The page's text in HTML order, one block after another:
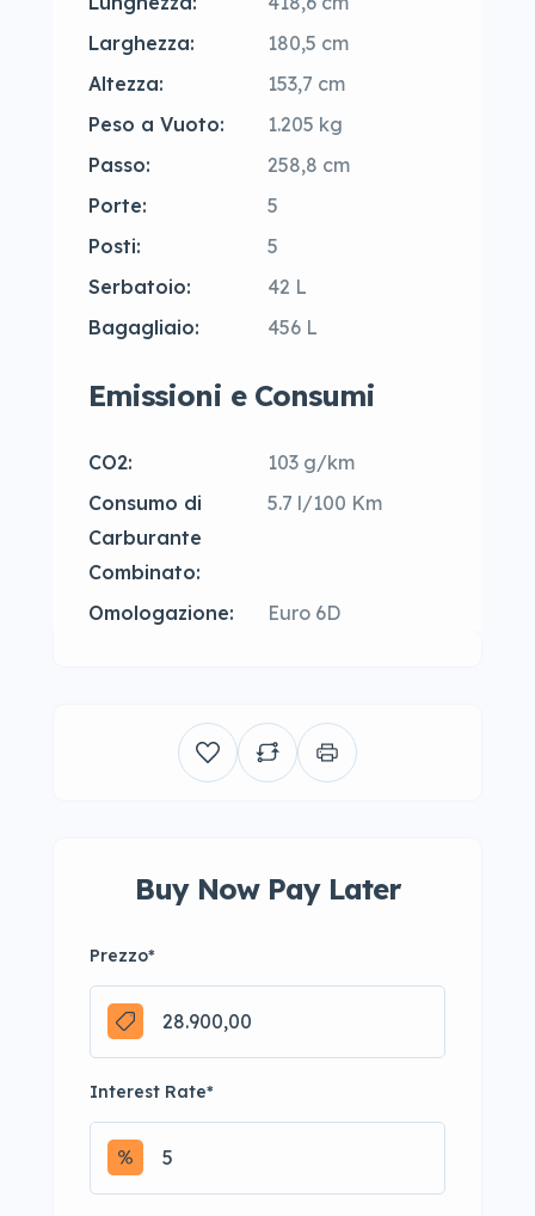
Larghezza:
180,5 cm
Altezza:
153,7 cm
Peso a Vuoto:
1.205 kg
Passo:
258,8 cm
Porte:
5
Posti:
5
Serbatoio:
42 L
Bagagliaio:
456 L
Emissioni e Consumi
CO2:
103 g/km
Consumo di
Carburante
Combinato:
5.7 l/100 Km
Omologazione: Euro 6D
Buy Now Pay Later
Prezzo*
Interest Rate*